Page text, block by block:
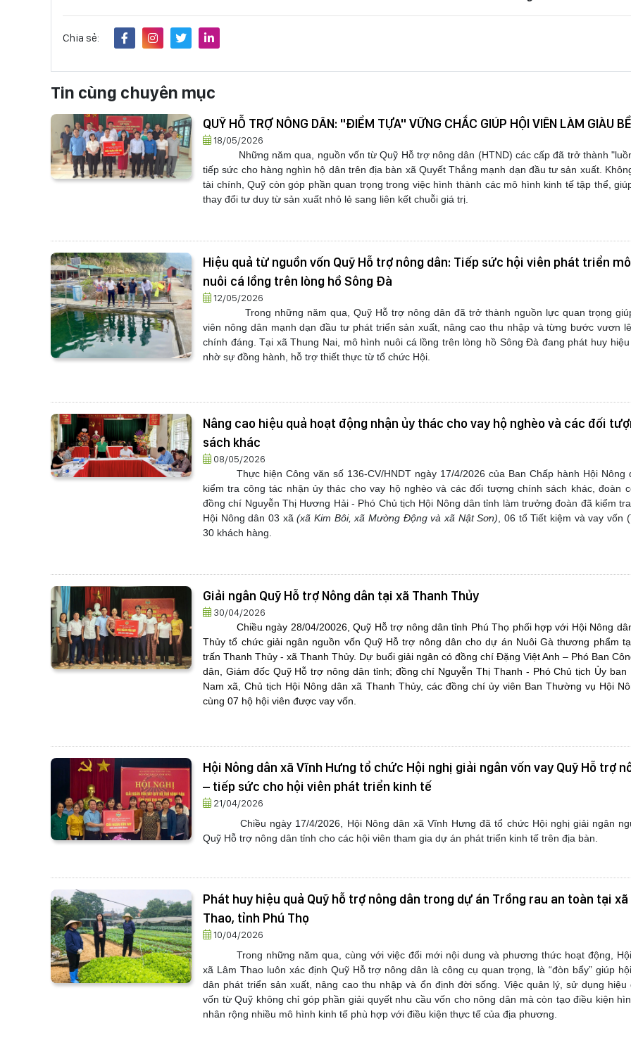
Chia sẻ:
Tin cùng chuyên mục
QUỸ HỖ TRỢ NÔNG DÂN: "ĐIỂM TỰA" VỮNG CHẮC GIÚP HỘI VIÊN LÀM GIÀU
18/05/2026
Những năm qua, nguồn vốn từ Quỹ Hỗ trợ nông dân (HTND) các cấp đã trở thành
tiếp sức cho hàng nghìn hộ dân trên địa bàn xã Quyết Thắng mạnh dạn đầu tư sản xuất.
tài chính, Quỹ còn góp phần quan trọng trong việc hình thành các mô hình kinh tế tập thể,
thay đổi tư duy từ sản xuất nhỏ lẻ sang liên kết chuỗi giá trị.
Hiệu quả từ nguồn vốn Quỹ Hỗ trợ nông dân: Tiếp sức hội viên phát triển
nuôi cá lồng trên lòng hồ Sông Đà
12/05/2026
Trong những năm qua, Quỹ Hỗ trợ nông dân đã trở thành nguồn lực quan trọng
viên nông dân mạnh dạn đầu tư phát triển sản xuất, nâng cao thu nhập và từng bước vươn
chính đáng. Tại xã Thung Nai, mô hình nuôi cá lồng trên lòng hồSông Đà đang phát huy
nhờ sự đồng hành, hỗ trợ thiết thực từ tổ chức Hội.
Nâng cao hiệu quả hoạt động nhận ủy thác cho vay hộ nghèo và các đối
sách khác
08/05/2026
Thực hiện Công văn số 136-CV/HNDT ngày 17/4/2026 của Ban Chấp hành Hội Nông
kiểm tra công tác nhận ủy thác cho vay hộ nghèo và các đối tượng chính sách khác, đoàn
đồng chí Nguyễn Thị Hương Hải - Phó Chủ tịch Hội Nông dân tỉnh làm trưởng đoàn đã kiểm
Hội Nông dân 03 xã(xã Kim Bôi, xã Mường Động và xã Nật Sơn) , 06 tổ Tiết kiệm và vay vốn
30 khách hàng.
Giải ngân Quỹ Hỗ trợ Nông dân tại xã Thanh Thủy
30/04/2026
Chiều ngày 28/04/20026, Quỹ Hỗ trợ nông dân tỉnh Phú Thọ phối hợp với Hội Nông
Thủy tổ chức giải ngân nguồn vốn Quỹ Hỗ trợ nông dân cho dự án Nuôi Gà thương phẩm
trấn Thanh Thủy - xã Thanh Thủy. Dự buổi giải ngân có đồng chí Đặng Việt Anh – Phó Ban
dân, Giám đốc Quỹ Hỗ trợ nông dân tỉnh; đồng chí Nguyễn Thị Thanh - PhóChủ tịch Ủy ban
Nam xã, Chủ tịch Hội Nông dân xã Thanh Thủy, các đồng chí ủy viên Ban Thường vụ Hội
cùng 07 hộ hội viên được vay vốn.
Hội Nông dân xã Vĩnh Hưng tổ chức Hội nghị giải ngân vốn vay Quỹ Hỗ trợ
– tiếp sức cho hội viên phát triển kinh tế
21/04/2026
Chiều ngày 17/4/2026, Hội Nông dân xã Vĩnh Hưng đã tổ chức Hội nghị giải ngân
Quỹ Hỗ trợ nông dân tỉnh cho các hội viên tham gia dự án phát triển kinh tế trên địa bàn.
Phát huy hiệu quả Quỹ hỗ trợ nông dân trong dự án Trồng rau an toàn tại xã
Thao, tỉnh Phú Thọ
10/04/2026
Trong những năm qua, cùng với việc đổi mới nội dung và phương thức hoạt động,
xã Lâm Thao luôn xác định Quỹ Hỗ trợ nông dân là công cụ quan trọng, là “đòn bẩy” giúp
dân phát triển sản xuất, nâng cao thu nhập và ổn định đời sống. Việc quản lý, sử dụng hiệu
vốn từ Quỹ không chỉ góp phần giải quyết nhu cầu vốn cho nông dân mà còn tạo điều kiện
nhân rộng nhiều mô hình kinh tế phù hợp với điều kiện thực tế của địa phương.